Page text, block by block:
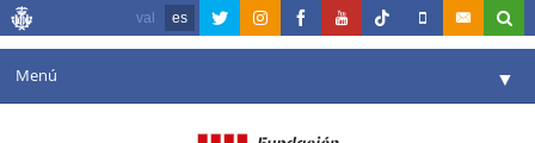
val es
Menú ▼